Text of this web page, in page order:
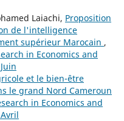
Laiachi, Proposition
de l'intelligence
supérieur Marocain ,
in Economics and
et le bien-être
le grand Nord Cameroun
in Economics and